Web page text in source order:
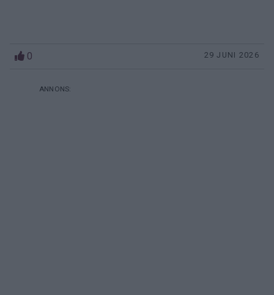
0 29 JUNI 2026